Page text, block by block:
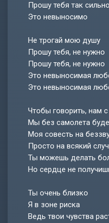
Прошу тебя так сильно
Это невыносимо
Не трогай мою душу
Прошу тебя, не нужно
Прошу тебя, не нужно
Это невыносимая
Это невыносимая
Чтобы говорить, нам
Мы без самолета
Моя совесть на
Просто на всякий
Ты можешь делать
Но сердце не
Ты очень близко
Я в зоне риска
Ведь твои чувства